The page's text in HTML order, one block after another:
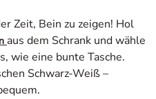
Zeit, Bein zu zeigen! Hol
aus dem Schrank und wähle
wie eine bunte Tasche.
Schwarz-Weiß –